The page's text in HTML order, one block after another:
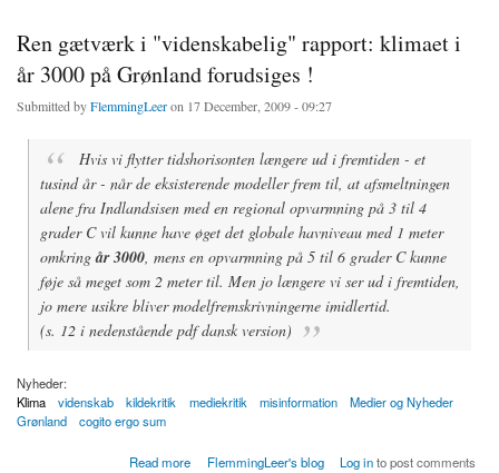
Ren gætværk i "videnskabelig" rapport: klimaet i
år 3000 på Grønland forudsiges !
Submitted byFlemmingLeeron 17 December, 2009 - 09:27
Hvis vi flytter tidshorisonten længere ud i fremtiden - et
tusind år - når de eksisterende modeller frem til, at afsmeltningen
alene fra Indlandsisen med en regional opvarmning på 3 til 4
grader C vil kunne have øget det globale havniveau med 1 meter
omkringår 3000, mens en opvarmning på 5 til 6 grader C kunne
føje så meget som 2 meter til. Men jo længere vi ser ud i fremtiden,
jo mere usikre bliver modelfremskrivningerne imidlertid.
(s. 12 i nedenstående pdf dansk version)
Nyheder:
Klima
videnskab kildekritik mediekritik misinformation
Medier og Nyheder
Grønland
cogito ergo sum
Read more
about Ren gætværk i "videnskabelig" rapport: klimaet i år 3000 på Grønland forudsiges !
FlemmingLeer's blog Log into post comments